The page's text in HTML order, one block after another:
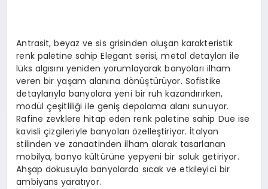
Antrasit, beyaz ve sis grisinden oluşan karakteristik
renk paletine sahip Elegant serisi, metal detayları ile
lüks algısını yeniden yorumlayarak banyoları ilham
veren bir yaşam alanına dönüştürüyor. Sofistike
detaylarıyla banyolara yeni bir ruh kazandırırken,
modül çeşitliliği ile geniş depolama alanı sunuyor.
Rafine zevklere hitap eden renk paletine sahip Due ise
kavisli çizgileriyle banyoları özelleştiriyor. İtalyan
stilinden ve zanaatinden ilham alarak tasarlanan
mobilya, banyo kültürüne yepyeni bir soluk getiriyor.
Ahşap dokusuyla banyolarda sıcak ve etkileyici bir
ambiyans yaratıyor.